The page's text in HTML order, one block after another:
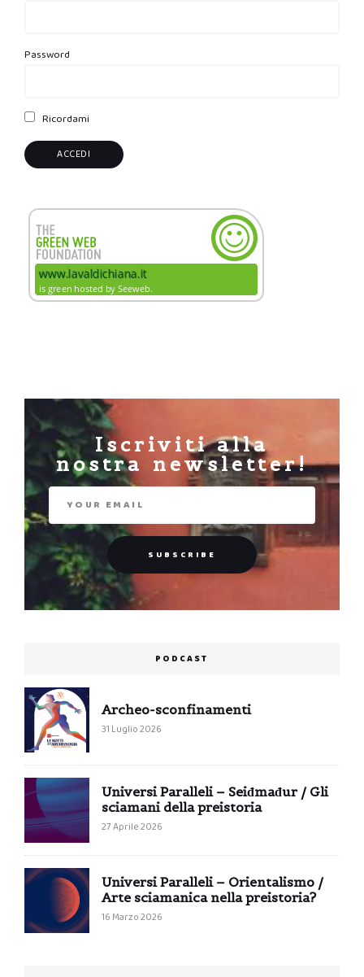
Password
Ricordami
Iscriviti alla
nostra newsletter!
PODCAST
Archeo-sconfinamenti
31 Luglio 2026
Universi Paralleli – Seiđmađur / Gli
sciamani della preistoria
27 Aprile 2026
Universi Paralleli – Orientalismo /
Arte sciamanica nella preistoria?
16 Marzo 2026